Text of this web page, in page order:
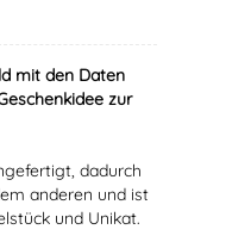
mit den Daten
zur
dadurch
anderen und ist
und Unikat.